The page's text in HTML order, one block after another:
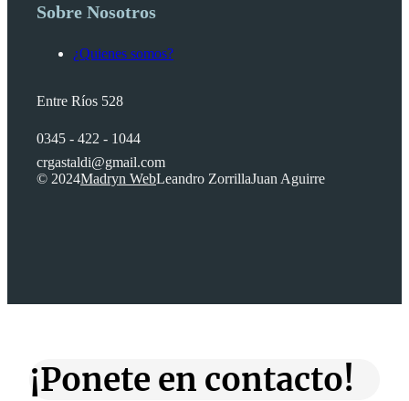
Sobre Nosotros
¿Quienes somos?
Entre Ríos 528
0345 - 422 - 1044
crgastaldi@gmail.com
© 2024Madryn WebLeandro ZorrillaJuan Aguirre
¡Ponete en contacto!